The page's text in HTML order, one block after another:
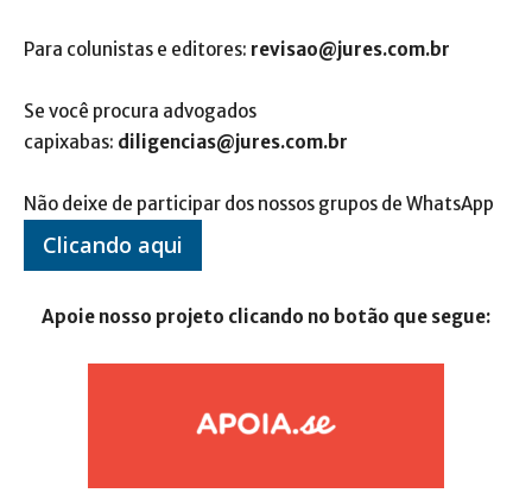
Para colunistas e editores: revisao@jures.com.br
Se você procura advogados
capixabas: diligencias@jures.com.br
Não deixe de participar dos nossos grupos de WhatsApp
Clicando aqui
Apoie nosso projeto clicando no botão que segue: